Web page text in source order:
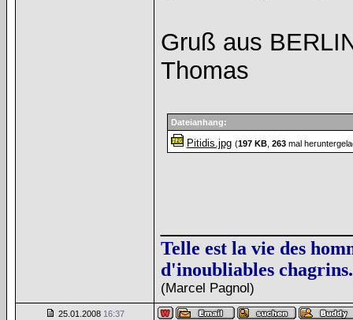
Gruß aus
Thomas
Dateianhang:
Pitidis.jpg (197 KB, 263mal
Telle est la vie des
d'inoubliables chagrins.
(Marcel Pagnol)
25.01.2008 16:37